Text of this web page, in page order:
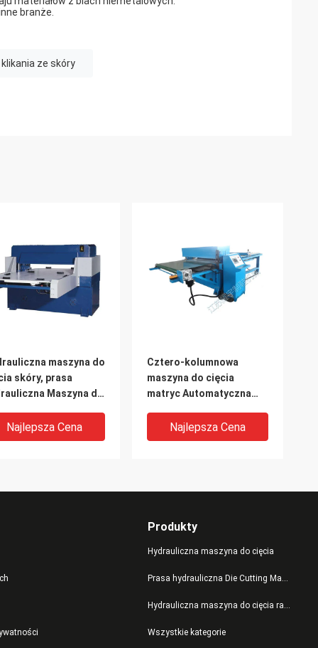
branże.
ze skóry
maszyna do
skóry, prasa
Maszyna do
Najlepsza Cena
Cztero-kolumnowa
maszyna do cięcia
matryc Automatyczna
butów sportowych
Najlepsza Cena
automatyczna
Precyzyjna wycinarka
Produkty
Hydrauliczna maszyna do cięcia
Prasa hydrauliczna Die Cutting Machine
Hydrauliczna maszyna do cięcia ramion wahadłowych
Wszystkie kategorie